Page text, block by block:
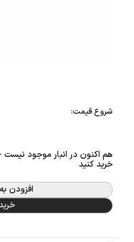
شروع قیمت:
هم اکنون در انبار موجود
خرید کنید
افزودن